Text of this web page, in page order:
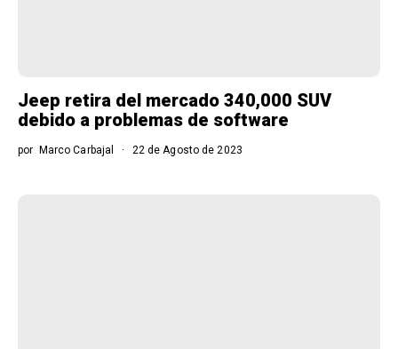
Jeep retira del mercado 340,000 SUV
debido a problemas de software
por Marco Carbajal 22 de Agosto de 2023